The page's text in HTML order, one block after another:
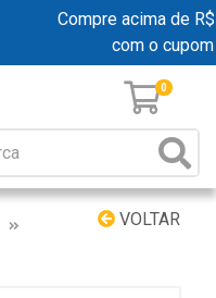
Compre acima de
com o cupom
0
VOLTAR